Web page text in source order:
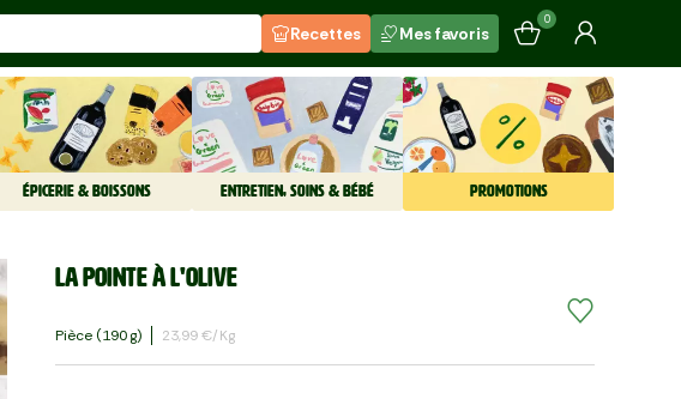
Recettes Mes favoris
0
ÉPICERIE & BOISSONS ENTRETIEN, SOINS & BÉBÉ PROMOTIONS
La Pointe à l'olive
Pièce (190 G) 23,99 €/kg